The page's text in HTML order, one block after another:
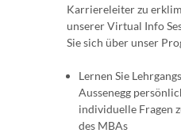
Karriereleiter zu
unserer Virtual Info
Sie sich über unser
Lernen Sie
Aussenegg
individuelle Fragen
des MBAs